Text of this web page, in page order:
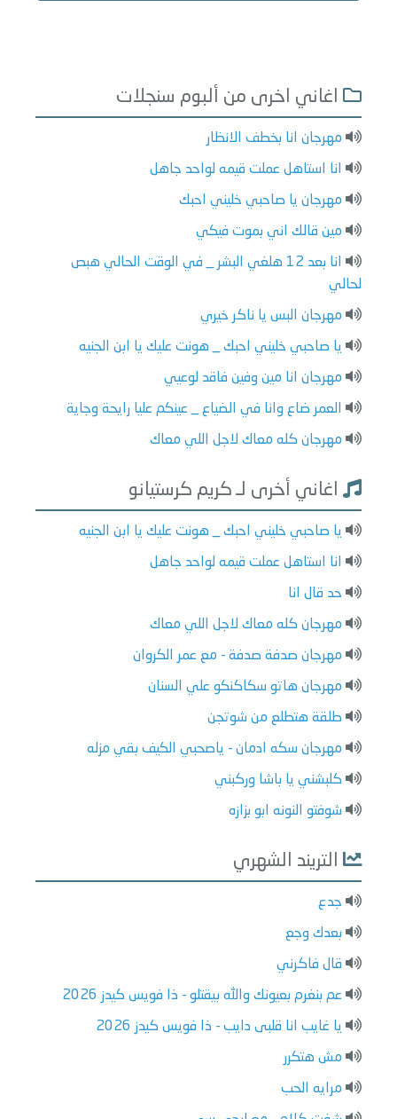
اغاني اخرى من ألبوم سنجلات
مهرجان انا بخطف الانظار
انا استاهل عملت قيمه لواحد جاهل
مهرجان يا صاحبي خليني احبك
مين قالك اني بموت فيكي
انا بعد 12 هلغي البشر _ في الوقت الحالي هبص
لحالي
مهرجان البس يا ناكر خيري
يا صاحبي خليني احبك _ هونت عليك يا ابن الجنيه
مهرجان انا مين وفين فاقد لوعيي
العمر ضاع وانا في الضياع _ عينكم عليا رايحة وجاية
مهرجان كله معاك لاجل اللي معاك
اغاني أخرى لـ كريم كرستيانو
يا صاحبي خليني احبك _ هونت عليك يا ابن الجنيه
انا استاهل عملت قيمه لواحد جاهل
حد قال انا
مهرجان كله معاك لاجل اللي معاك
مهرجان صدفة صدفة - مع عمر الكروان
مهرجان هاتو سكاكنكو علي السنان
طلقة هتطلع من شوتجن
مهرجان سكه ادمان - ياصحبي الكيف بقي مزله
كلبشني يا باشا وركبني
شوفتو النونه ابو بزازه
التريند الشهري
جدع
بعدك وجع
قال فاكرني
عم بنغرم بعيونك والله بيقتلو - ذا فويس كيدز 2026
يا غايب انا قلبى دايب - ذا فويس كيدز 2026
مش هتكرر
مرايه الحب